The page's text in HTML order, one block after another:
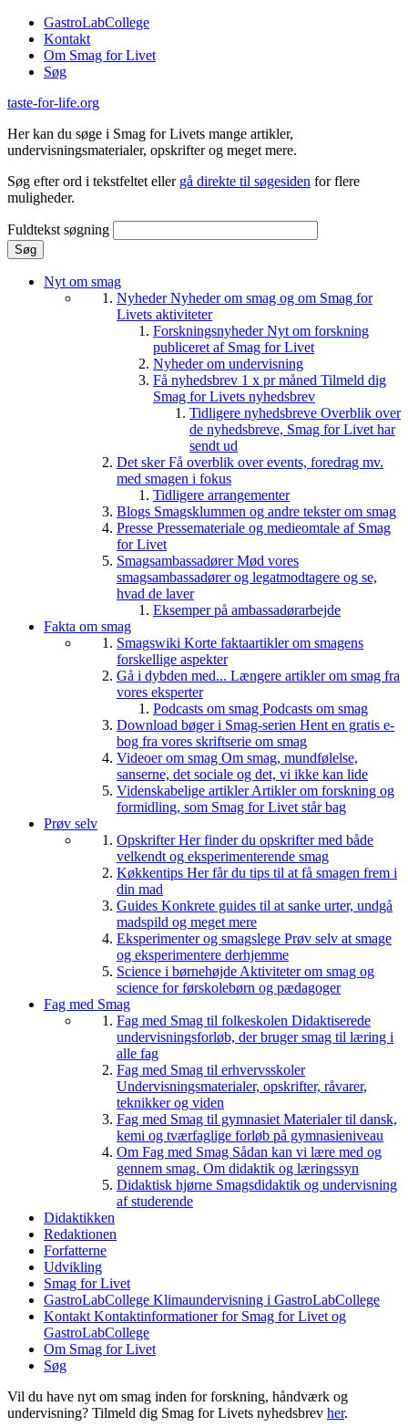
Gå til hovedindhold
GastroLabCollege
Kontakt
Om Smag for Livet
Søg
taste-for-life.org
Her kan du søge i Smag for Livets mange artikler,
undervisningsmaterialer, opskrifter og meget mere.
Søg efter ord i tekstfeltet eller gå direkte til søgesiden for flere
muligheder.
Fuldtekst søgning
Nyt om smag
NyhederNyheder om smag og om Smag for
Livets aktiviteter
ForskningsnyhederNyt om forskning
publiceret af Smag for Livet
Nyheder om undervisning
Få nyhedsbrev 1 x pr måned Tilmeld dig
Smag for Livets nyhedsbrev
Tidligere nyhedsbreve Overblik over
de nyhedsbreve, Smag for Livet har
sendt ud
Det skerFå overblik over events, foredrag mv.
med smagen i fokus
Tidligere arrangementer
Blogs Smagsklummen og andre tekster om smag
Presse Pressemateriale og medieomtale af Smag
for Livet
SmagsambassadørerMød vores
smagsambassadører og legatmodtagere og se,
hvad de laver
Eksemper på ambassadørarbejde
Fakta om smag
Smagswiki Korte faktaartikler om smagens
forskellige aspekter
Gå i dybden med... Længere artikler om smag fra
vores eksperter
Podcasts om smag Podcasts om smag
Download bøger i Smag-serien Hent en gratis e-
bog fra vores skriftserie om smag
Videoer om smag Om smag, mundfølelse,
sanserne, det sociale og det, vi ikke kan lide
Videnskabelige artiklerArtikler om forskning og
formidling, som Smag for Livet står bag
Prøv selv
OpskrifterHer finder du opskrifter med både
velkendt og eksperimenterende smag
Køkkentips Her får du tips til at få smagen frem i
din mad
Guides Konkrete guides til at sanke urter, undgå
madspild og meget mere
Eksperimenter og smagslege Prøv selv at smage
og eksperimentere derhjemme
Science i børnehøjde Aktiviteter om smag og
science for førskolebørn og pædagoger
Fag med Smag
Fag med Smag til folkeskolen Didaktiserede
undervisningsforløb, der bruger smag til læring i
alle fag
Fag med Smag til erhvervsskoler
Undervisningsmaterialer, opskrifter, råvarer,
teknikker og viden
Fag med Smag til gymnasiet Materialer til dansk,
kemi og tværfaglige forløb på gymnasieniveau
Om Fag med Smag Sådan kan vi lære med og
gennem smag. Om didaktik og læringssyn
Didaktisk hjørne Smagsdidaktik og undervisning
af studerende
Didaktikken
Redaktionen
Forfatterne
Udvikling
Smag for Livet
GastroLabCollege Klimaundervisning i GastroLabCollege
Kontakt Kontaktinformationer for Smag for Livet og
GastroLabCollege
Om Smag for Livet
Søg
Vil du have nyt om smag inden for forskning, håndværk og
undervisning? Tilmeld dig Smag for Livets nyhedsbrev her.